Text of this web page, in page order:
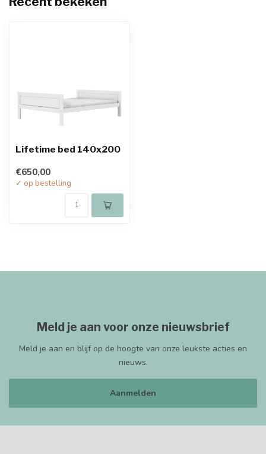
Lifetime bed 140x200
€650,00
✓ op bestelling
Meld je aan voor onze nieuwsbrief
Meld je aan en blijf op de hoogte van onze leukste acties en
nieuws.
Aanmelden